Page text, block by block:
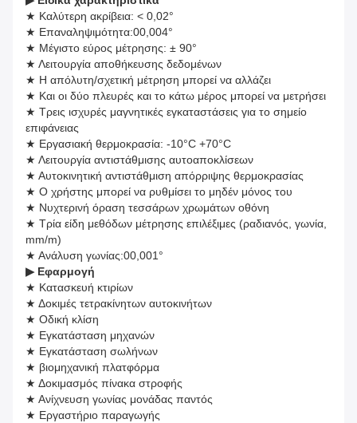
★ Καλύτερη ακρίβεια: < 0,02°
★ Επαναληψιμότητα:00,004°
★ Μέγιστο εύρος μέτρησης: ± 90°
★ Λειτουργία αποθήκευσης δεδομένων
★ Η απόλυτη/σχετική μέτρηση μπορεί να αλλάζει
★ Και οι δύο πλευρές και το κάτω μέρος μπορεί να μετρήσει
★ Τρεις ισχυρές μαγνητικές εγκαταστάσεις για το σημείο
επιφάνειας
★ Εργασιακή θερμοκρασία: -10°C +70°C
★ Λειτουργία αντιστάθμισης αυτοαποκλίσεων
★ Αυτοκινητική αντιστάθμιση απόρριψης θερμοκρασίας
★ Ο χρήστης μπορεί να ρυθμίσει το μηδέν μόνος του
★ Νυχτερινή όραση τεσσάρων χρωμάτων οθόνη
★ Τρία είδη μεθόδων μέτρησης επιλέξιμες (ραδιανός, γωνία,
mm/m)
★ Ανάλυση γωνίας:00,001°
▶ Εφαρμογή
★ Κατασκευή κτιρίων
★ Δοκιμές τετρακίνητων αυτοκινήτων
★ Οδική κλίση
★ Εγκατάσταση μηχανών
★ Εγκατάσταση σωλήνων
★ βιομηχανική πλατφόρμα
★ Δοκιμασμός πίνακα στροφής
★ Ανίχνευση γωνίας μονάδας παντός
★ Εργαστήριο παραγωγής